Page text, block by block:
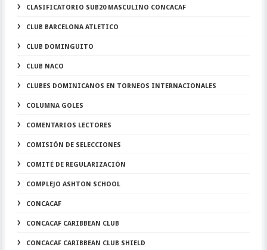
CLASIFICATORIO SUB20 MASCULINO CONCACAF
CLUB BARCELONA ATLETICO
CLUB DOMINGUITO
CLUB NACO
CLUBES DOMINICANOS EN TORNEOS INTERNACIONALES
COLUMNA GOLES
COMENTARIOS LECTORES
COMISIÓN DE SELECCIONES
COMITÉ DE REGULARIZACIÓN
COMPLEJO ASHTON SCHOOL
CONCACAF
CONCACAF CARIBBEAN CLUB
CONCACAF CARIBBEAN CLUB SHIELD